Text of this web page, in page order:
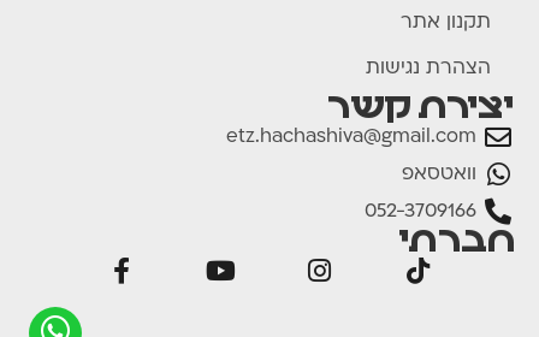
תקנון אתר
הצהרת נגישות
יצירת קשר
etz.hachashiva@gmail.com
וואטסאפ
052-3709166
חברתי